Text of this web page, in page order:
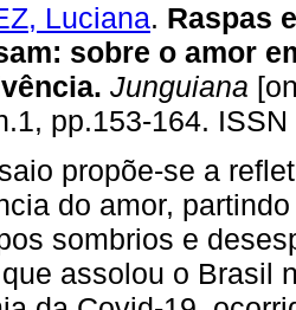
Luciana. Raspas
: sobre o amor
. Junguiana
pp.153-164.
propõe-se a
do amor,
sombrios e
assolou o Brasil